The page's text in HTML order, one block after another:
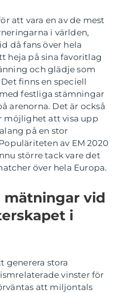
att vara en av de mest
i världen,
då fans över hela
heja på sina favoritlag
och glädje som
finns en speciell
festliga stämningar
arenorna. Det är också
möjlighet att visa upp
på en stor
av EM 2020
större tack vare det
över hela Europa.
mätningar vid
i
generera stora
vinster för
att miljontals